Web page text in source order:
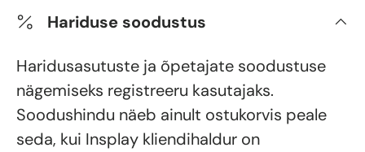
Hariduse soodustus
Haridusasutuste ja õpetajate soodustuse
nägemiseks registreeru kasutajaks.
Soodushindu näeb ainult ostukorvis peale
seda, kui Insplay kliendihaldur on